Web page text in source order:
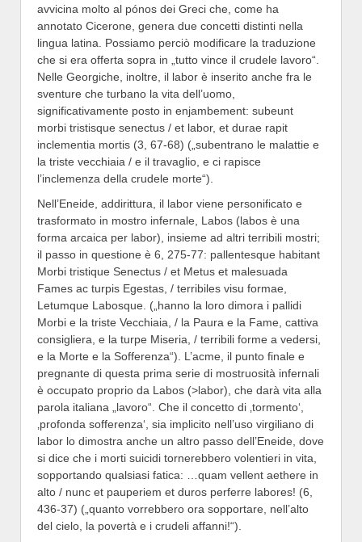
avvicina molto al pónos dei Greci che, come ha
annotato Cicerone, genera due concetti distinti nella
lingua latina. Possiamo perciò modificare la traduzione
che si era offerta sopra in „tutto vince il crudele lavoro“.
Nelle Georgiche, inoltre, il labor è inserito anche fra le
sventure che turbano la vita dell’uomo,
significativamente posto in enjambement: subeunt
morbi tristisque senectus / et labor, et durae rapit
inclementia mortis (3, 67-68) („subentrano le malattie e
la triste vecchiaia / e il travaglio, e ci rapisce
l’inclemenza della crudele morte“).
Nell’Eneide, addirittura, il labor viene personificato e
trasformato in mostro infernale, Labos (labos è una
forma arcaica per labor), insieme ad altri terribili mostri;
il passo in questione è 6, 275-77: pallentesque habitant
Morbi tristique Senectus / et Metus et malesuada
Fames ac turpis Egestas, / terribiles visu formae,
Letumque Labosque. („hanno la loro dimora i pallidi
Morbi e la triste Vecchiaia, / la Paura e la Fame, cattiva
consigliera, e la turpe Miseria, / terribili forme a vedersi,
e la Morte e la Sofferenza“). L’acme, il punto finale e
pregnante di questa prima serie di mostruosità infernali
è occupato proprio da Labos (>labor), che darà vita alla
parola italiana „lavoro“. Che il concetto di ‚tormento‘,
‚profonda sofferenza‘, sia implicito nell’uso virgiliano di
labor lo dimostra anche un altro passo dell’Eneide, dove
si dice che i morti suicidi tornerebbero volentieri in vita,
sopportando qualsiasi fatica: …quam vellent aethere in
alto / nunc et pauperiem et duros perferre labores! (6,
436-37) („quanto vorrebbero ora sopportare, nell’alto
del cielo, la povertà e i crudeli affanni!“).